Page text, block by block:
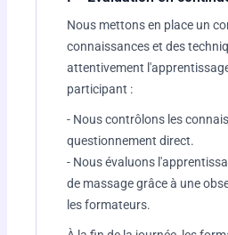
Nous mettons en place un
connaissances et des
attentivement
participant :
- Nous contrôlons les
questionnement direct.
- Nous évaluons
de massage grâce à une
les formateurs.